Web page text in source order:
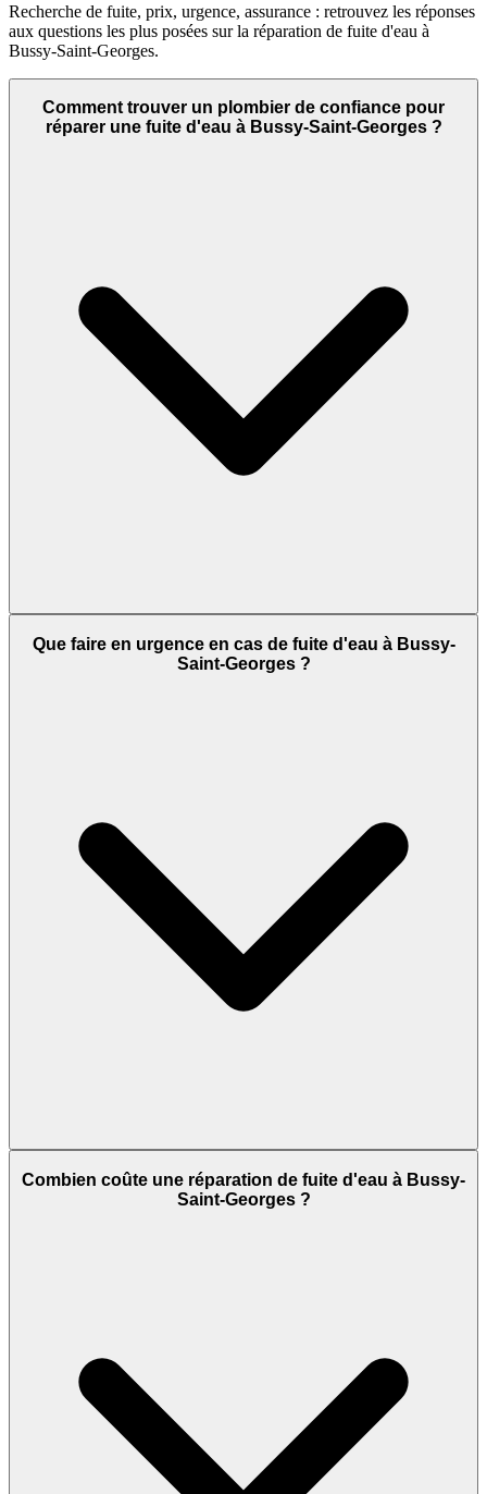
Recherche de fuite, prix, urgence, assurance : retrouvez les réponses
aux questions les plus posées sur la réparation de fuite d'eau à
Bussy-Saint-Georges.
Comment trouver un plombier de confiance pour
réparer une fuite d'eau à Bussy-Saint-Georges ?
Que faire en urgence en cas de fuite d'eau à Bussy-
Saint-Georges ?
Combien coûte une réparation de fuite d'eau à Bussy-
Saint-Georges ?